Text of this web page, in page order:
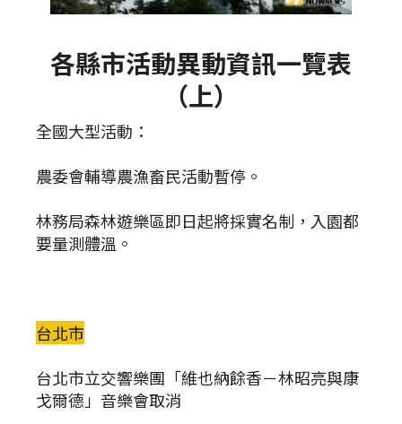
各縣市活動異動資訊一覽表
（上）
全國大型活動：
農委會輔導農漁畜民活動暫停。
林務局森林遊樂區即日起將採實名制，入園都
要量測體溫。
台北市
台北市立交響樂團「維也納餘香－林昭亮與康
戈爾德」音樂會取消